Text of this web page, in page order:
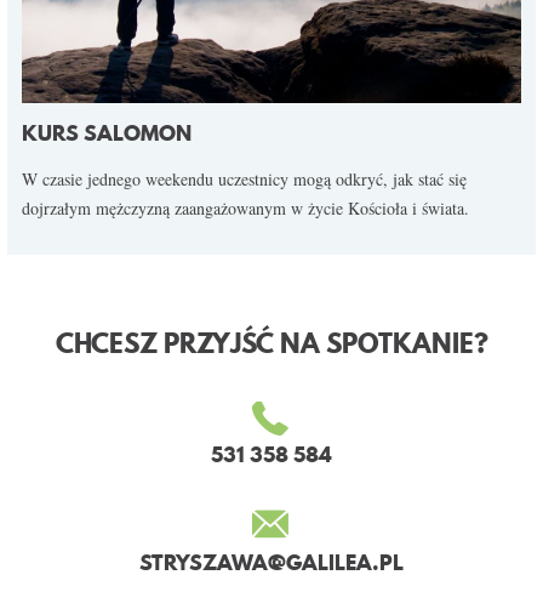
KURS SALOMON
W czasie jednego weekendu uczestnicy mogą odkryć, jak stać się
dojrzałym mężczyzną zaangażowanym w życie Kościoła i świata.
CHCESZ PRZYJŚĆ NA SPOTKANIE?
531 358 584
STRYSZAWA@GALILEA.PL